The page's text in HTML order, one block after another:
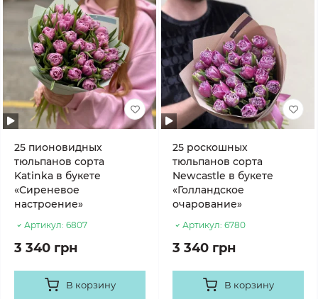
25 пионовидных
тюльпанов сорта
Katinka в букете
«Сиреневое
настроение»
Артикул: 6807
3 340 грн
В корзину
25 роскошных
тюльпанов сорта
Newcastle в букете
«Голландское
очарование»
Артикул: 6780
3 340 грн
В корзину